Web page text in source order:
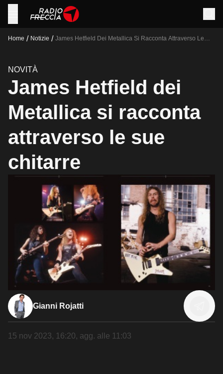
Home / Notizie / James Hetfield Dei Metallica Si Racconta Attraverso Le
NOVITÀ
James Hetfield dei
Metallica si racconta
attraverso le sue
chitarre
Gianni Rojatti
15 nov 2023, 16:20, agg. alle 11:03